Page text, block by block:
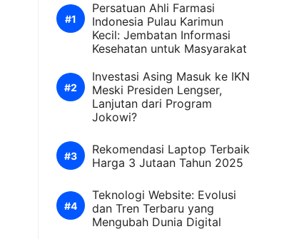
Persatuan Ahli Farmasi
Indonesia Pulau Karimun
Kecil: Jembatan Informasi
Kesehatan untuk Masyarakat
Investasi Asing Masuk ke IKN
Meski Presiden Lengser,
Lanjutan dari Program
Jokowi?
Rekomendasi Laptop Terbaik
Harga 3 Jutaan Tahun 2025
Teknologi Website: Evolusi
dan Tren Terbaru yang
Mengubah Dunia Digital